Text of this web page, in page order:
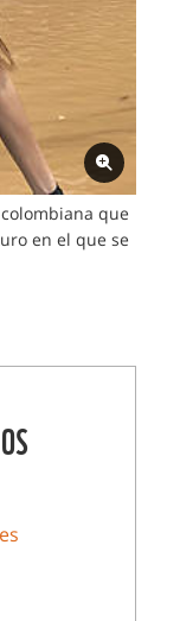
que
en el que se